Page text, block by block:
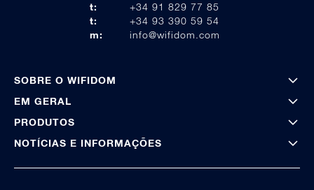
t:
+34 91 829 77 85
t:
+34 93 390 59 54
m:
info@wifidom.com
SOBRE O WIFIDOM
EM GERAL
PRODUTOS
NOTÍCIAS E INFORMAÇÕES